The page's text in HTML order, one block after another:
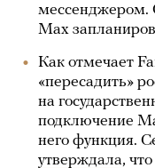
мессенджером.
Max
Как отмечает
«пересадить»
на
подключение
него функция.
утверждала,